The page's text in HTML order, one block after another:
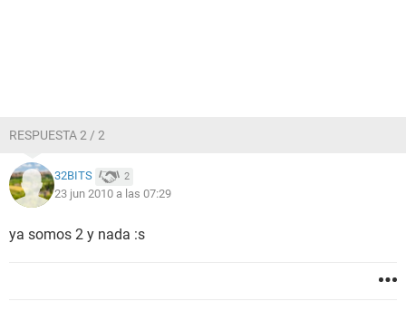
RESPUESTA 2 / 2
32BITS 2
23 jun 2010 a las 07:29
ya somos 2 y nada :s